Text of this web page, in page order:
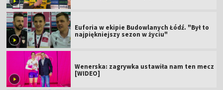
Euforia w ekipie Budowlanych Łódź. "Był to
najpiękniejszy sezon w życiu"
Wenerska: zagrywka ustawiła nam ten mecz
[WIDEO]